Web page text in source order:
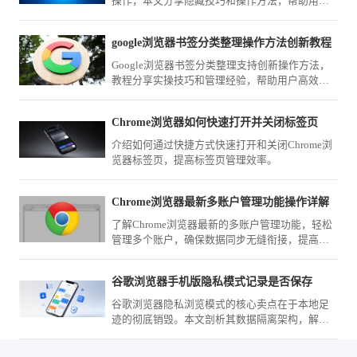
google浏览器书签分类整理操作方法创新教程
Google浏览器书签分类整理支持创新操作方法，
教程分享实操技巧和管理经验，帮助用户高效整
Chrome浏览器如何快速打开并关闭标签页
介绍如何通过快捷方式快速打开和关闭Chrome浏
览器标签页，提高标签页管理效率。
Chrome浏览器最新多账户管理功能操作详解
了解Chrome浏览器最新的多账户管理功能，轻松
管理多个账户，确保数据同步无缝衔接，提高使
谷歌浏览器手机版隐私模式记录是否保存
谷歌浏览器隐私浏览模式的核心卖点在于本地足
迹的彻底销毁。本文剖析其数据隔离架构，解释